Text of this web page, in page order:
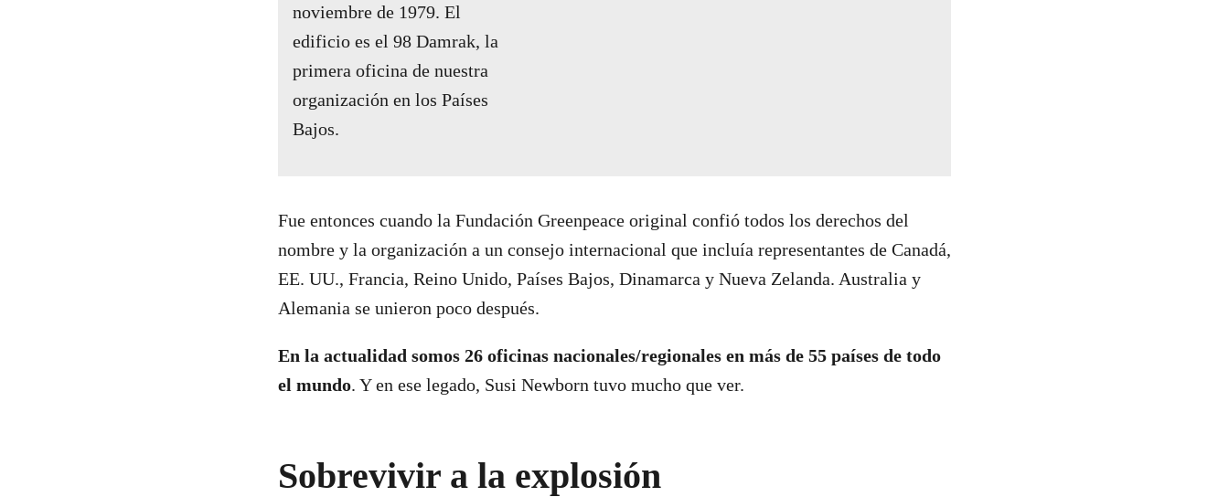
noviembre de 1979. El
edificio es el 98 Damrak, la
primera oficina de nuestra
organización en los Países
Bajos.
Fue entonces cuando la Fundación Greenpeace original confió todos los derechos del
nombre y la organización a un consejo internacional que incluía representantes de Canadá,
EE. UU., Francia, Reino Unido, Países Bajos, Dinamarca y Nueva Zelanda. Australia y
Alemania se unieron poco después.
En la actualidad somos 26 oficinas nacionales/regionales en más de 55 países de todo
el mundo. Y en ese legado, Susi Newborn tuvo mucho que ver.
Sobrevivir a la explosión